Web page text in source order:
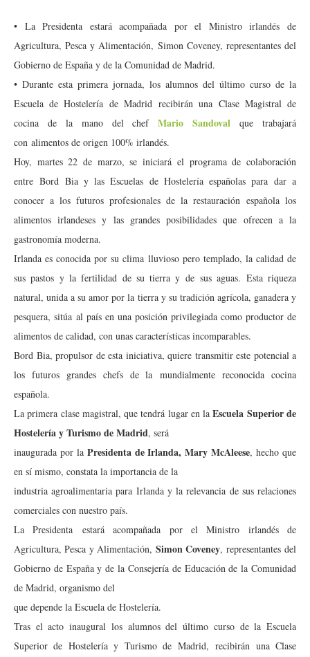
• La Presidenta estará acompañada por el Ministro irlandés de
Agricultura, Pesca y Alimentación, Simon Coveney, representantes del
Gobierno de España y de la Comunidad de Madrid.
• Durante esta primera jornada, los alumnos del último curso de la
Escuela de Hostelería de Madrid recibirán una Clase Magistral de
cocina de la mano del chefMario Sandoval que trabajará
con alimentos de origen 100% irlandés.
Hoy, martes 22 de marzo, se iniciará el programa de colaboración
entre Bord Bia y las Escuelas de Hostelería españolas para dar a
conocer a los futuros profesionales de la restauración española los
alimentos irlandeses y las grandes posibilidades que ofrecen a la
gastronomía moderna.
Irlanda es conocida por su clima lluvioso pero templado, la calidad de
sus pastos y la fertilidad de su tierra y de sus aguas. Esta riqueza
natural, unida a su amor por la tierra y su tradición agrícola, ganadera y
pesquera, sitúa al país en una posición privilegiada como productor de
alimentos de calidad, con unas características incomparables.
Bord Bia, propulsor de esta iniciativa, quiere transmitir este potencial a
los futuros grandes chefs de la mundialmente reconocida cocina
española.
La primera clase magistral, que tendrá lugar en laEscuela Superior de
Hostelería y Turismo de Madrid, será
inaugurada por la Presidenta de Irlanda, Mary McAleese, hecho que
en sí mismo, constata la importancia de la
industria agroalimentaria para Irlanda y la relevancia de sus relaciones
comerciales con nuestro país.
La Presidenta estará acompañada por el Ministro irlandés de
Agricultura, Pesca y Alimentación, Simon Coveney, representantes del
Gobierno de España y de la Consejería de Educación de la Comunidad
de Madrid, organismo del
que depende la Escuela de Hostelería.
Tras el acto inaugural los alumnos del último curso de la Escuela
Superior de Hostelería y Turismo de Madrid, recibirán una Clase